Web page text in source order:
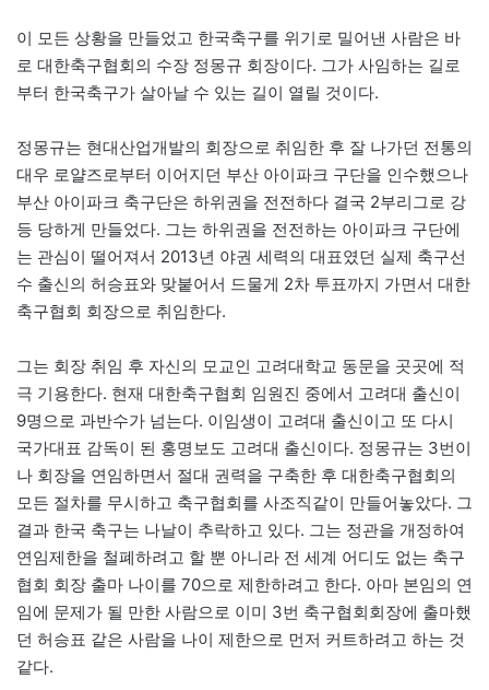
이 모든 상황을 만들었고 한국축구를 위기로 밀어낸 사람은 바
로 대한축구협회의 수장 정몽규 회장이다. 그가 사임하는 길로
부터 한국축구가 살아날 수 있는 길이 열릴 것이다.
정몽규는 현대산업개발의 회장으로 취임한 후 잘 나가던 전통의
대우 로얄즈로부터 이어지던 부산 아이파크 구단을 인수했으나
부산 아이파크 축구단은 하위권을 전전하다 결국 2부리그로 강
등 당하게 만들었다. 그는 하위권을 전전하는 아이파크 구단에
는 관심이 떨어져서 2013년 야권 세력의 대표였던 실제 축구선
수 출신의 허승표와 맞붙어서 드물게 2차 투표까지 가면서 대한
축구협회 회장으로 취임한다.
그는 회장 취임 후 자신의 모교인 고려대학교 동문을 곳곳에 적
극 기용한다. 현재 대한축구협회 임원진 중에서 고려대 출신이
9명으로 과반수가 넘는다. 이임생이 고려대 출신이고 또 다시
국가대표 감독이 된 홍명보도 고려대 출신이다. 정몽규는 3번이
나 회장을 연임하면서 절대 권력을 구축한 후 대한축구협회의
모든 절차를 무시하고 축구협회를 사조직같이 만들어놓았다. 그
결과 한국 축구는 나날이 추락하고 있다. 그는 정관을 개정하여
연임제한을 철폐하려고 할 뿐 아니라 전 세계 어디도 없는 축구
협회 회장 출마 나이를 70으로 제한하려고 한다. 아마 본임의 연
임에 문제가 될 만한 사람으로 이미 3번 축구협회회장에 출마했
던 허승표 같은 사람을 나이 제한으로 먼저 커트하려고 하는 것
같다.